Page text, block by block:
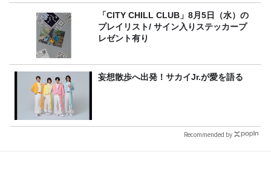
「CITY CHILL CLUB」8月5日（水）の
プレイリスト/ サイン入りステッカープ
レゼント有り
妄想散歩へ出発！サカイJr.が愛を語る
Recommended by